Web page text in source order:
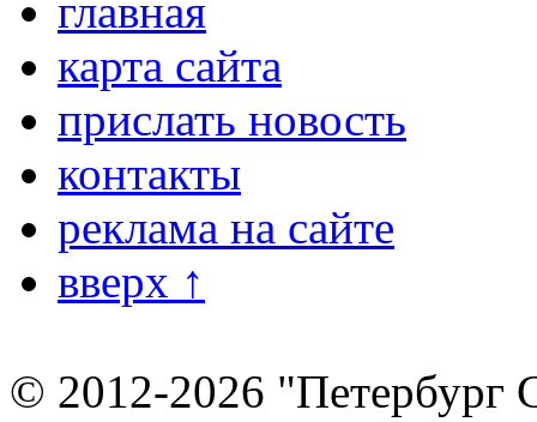
главная
карта сайта
прислать новость
контакты
реклама на сайте
вверх ↑
© 2012-2026 "Петербург